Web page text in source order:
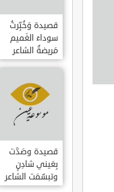
قصيدة وَخُبِّرتُ
سوداءَ الغَميم
مَريضةٌ الشاعر
العوام بن عقبة
قصيدة وصَدَّت
بِعَيني شادِنٍ
وتبسّمَت الشاعر
العوام بن عقبة